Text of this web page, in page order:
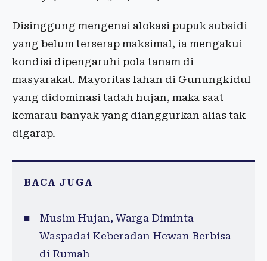
Disinggung mengenai alokasi pupuk subsidi
yang belum terserap maksimal, ia mengakui
kondisi dipengaruhi pola tanam di
masyarakat. Mayoritas lahan di Gunungkidul
yang didominasi tadah hujan, maka saat
kemarau banyak yang dianggurkan alias tak
digarap.
BACA JUGA
Musim Hujan, Warga Diminta
Waspadai Keberadan Hewan Berbisa
di Rumah